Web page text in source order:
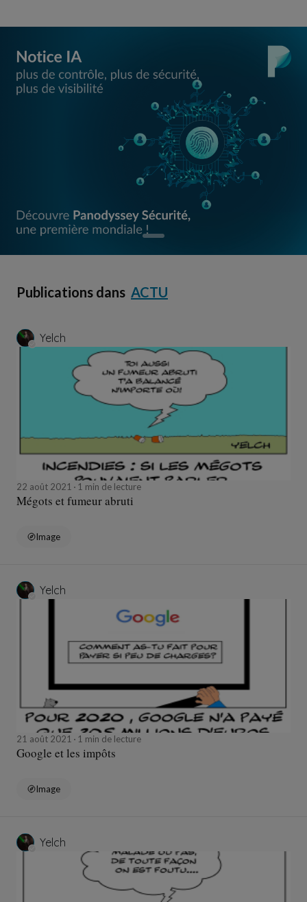
Publications dans ACTU
Yelch
22 août 2021 1 min de lecture
Mégots et fumeur abruti
Image
Yelch
21 août 2021 1 min de lecture
Google et les impôts
Image
Yelch